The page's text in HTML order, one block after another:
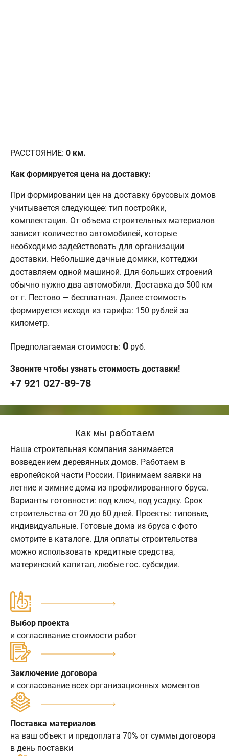
РАССТОЯНИЕ: 0 км.
Как формируется цена на доставку:
При формировании цен на доставку брусовых домов
учитывается следующее: тип постройки,
комплектация. От объема строительных материалов
зависит количество автомобилей, которые
необходимо задействовать для организации
доставки. Небольшие дачные домики, коттеджи
доставляем одной машиной. Для больших строений
обычно нужно два автомобиля. Доставка до 500 км
от г. Пестово — бесплатная. Далее стоимость
формируется исходя из тарифа: 150 рублей за
километр.
Предполагаемая стоимость: 0 руб.
Звоните чтобы узнать стоимость доставки!
+7 921 027-89-78
Как мы работаем
Наша строительная компания занимается
возведением деревянных домов. Работаем в
европейской части России. Принимаем заявки на
летние и зимние дома из профилированного бруса.
Варианты готовности: под ключ, под усадку. Срок
строительства от 20 до 60 дней. Проекты: типовые,
индивидуальные. Готовые дома из бруса с фото
смотрите в каталоге. Для оплаты строительства
можно использовать кредитные средства,
материнский капитал, любые гос. субсидии.
Выбор проекта
и согласлвание стоимости работ
Заключение договора
и согласование всех организационных моментов
Поставка материалов
на ваш объект и предоплата 70% от суммы договора
в день поставки